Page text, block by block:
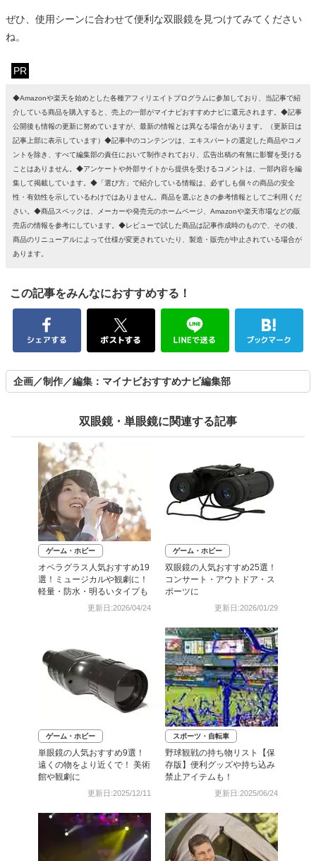
ぜひ、使用シーンに合わせて便利な双眼鏡を見つけてみてください
ね。
PR
◆Amazonや楽天を始めとした各種アフィリエイトプログラムに参加しており、当記事で紹
介している商品を購入すると、売上の一部がマイナビおすすめナビに還元されます。◆記事
公開後も情報の更新に努めていますが、最新の情報とは異なる場合があります。（更新日は
記事上部に表示しています）◆記事中のコンテンツは、エキスパートの選定した商品やコメ
ントを除き、すべて編集部の責任において制作されており、広告出稿の有無に影響を受ける
ことはありません。◆アンケートや外部サイトから提供を受けるコメントは、一部内容を編
集して掲載しています。◆「選び方」で紹介している情報は、必ずしも個々の商品の安全
性・有効性を示しているわけではありません。商品を選ぶときの参考情報としてご利用くだ
さい。◆商品スペックは、メーカーや発売元のホームページ、Amazonや楽天市場などの販
売店の情報を参考にしています。◆レビューで試した商品は記事作成時のもので、その後、
商品のリニューアルによって仕様が変更されていたり、製造・販売が中止されている場合が
あります。
この記事をみんなにおすすめする！
企画／制作／編集：マイナビおすすめナビ編集部
双眼鏡・単眼鏡に関連する記事
ゲーム・ホビー
オペラグラス人気おすすめ19
選！ミュージカルや観劇に！
軽量・防水・明るいタイプも
更新日:2026/04/24
ゲーム・ホビー
双眼鏡の人気おすすめ25選！
コンサート・アウトドア・ス
ポーツに
更新日:2026/01/29
ゲーム・ホビー
単眼鏡の人気おすすめ9選！
遠くの物をより近くで！ 美術
館や観劇に
更新日:2025/12/11
スポーツ・自転車
野球観戦の持ち物リスト【保
存版】便利グッズや持ち込み
禁止アイテムも！
更新日:2025/06/24